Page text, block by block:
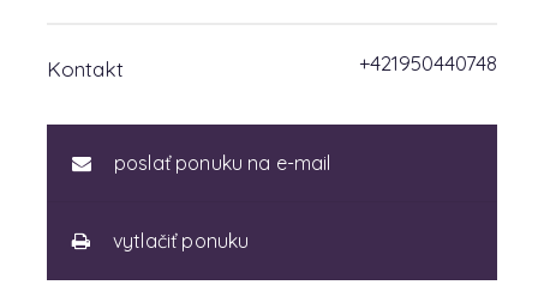
Kontakt +421950440748
poslať ponuku na e-mail
vytlačiť ponuku